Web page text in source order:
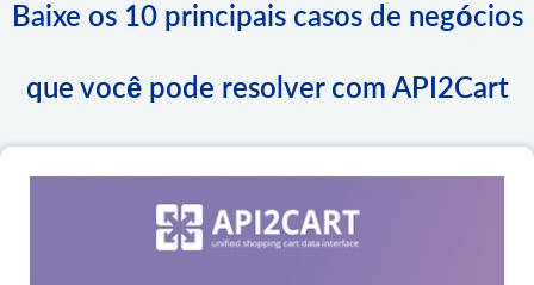
Baixe os 10 principais casos de negócios
que você pode resolver com API2Cart